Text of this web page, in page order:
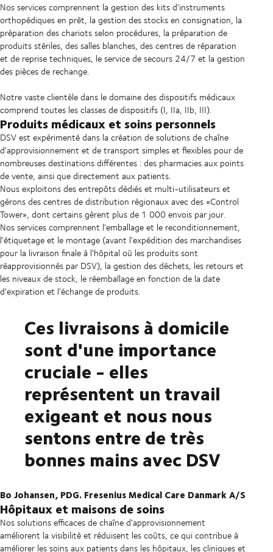
Nos services comprennent la gestion des kits d'instruments
orthopédiques en prêt, la gestion des stocks en consignation, la
préparation des chariots selon procédures, la préparation de
produits stériles, des salles blanches, des centres de réparation
et de reprise techniques, le service de secours 24/7 et la gestion
des pièces de rechange.
Notre vaste clientèle dans le domaine des dispositifs médicaux
comprend toutes les classes de dispositifs (I, IIa, IIb, III).
Produits médicaux et soins personnels
DSV est expérimenté dans la création de solutions de chaîne
d'approvisionnement et de transport simples et flexibles pour de
nombreuses destinations différentes : des pharmacies aux points
de vente, ainsi que directement aux patients.
Nous exploitons des entrepôts dédiés et multi-utilisateurs et
gérons des centres de distribution régionaux avec des «Control
Tower», dont certains gèrent plus de 1 000 envois par jour.
Nos services comprennent l'emballage et le reconditionnement,
l'étiquetage et le montage (avant l'expédition des marchandises
pour la livraison finale à l'hôpital où les produits sont
réapprovisionnés par DSV), la gestion des déchets, les retours et
les niveaux de stock, le réemballage en fonction de la date
d'expiration et l'échange de produits.
Ces livraisons à domicile
sont d'une importance
cruciale - elles
représentent un travail
exigeant et nous nous
sentons entre de très
bonnes mains avec DSV
Bo Johansen, PDG. Fresenius Medical Care Danmark A/S
Hôpitaux et maisons de soins
Nos solutions efficaces de chaîne d'approvisionnement
améliorent la visibilité et réduisent les coûts, ce qui contribue à
améliorer les soins aux patients dans les hôpitaux, les cliniques et